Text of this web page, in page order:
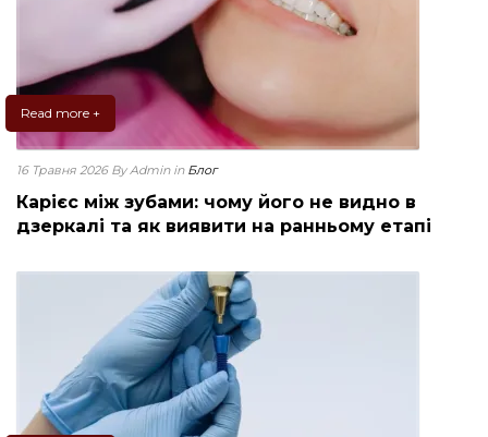
Read more +
16 Травня 2026 By Admin in Блог
Карієс між зубами: чому його не видно в
дзеркалі та як виявити на ранньому етапі